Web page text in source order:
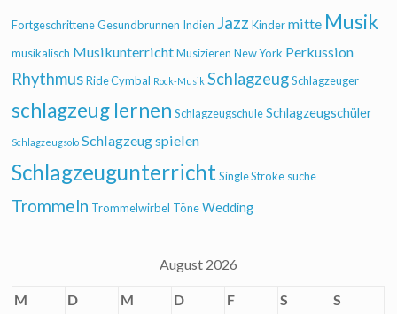
Fortgeschrittene Gesundbrunnen Indien Jazz Kinder mitte Musik
musikalisch Musikunterricht Musizieren New York Perkussion
Rhythmus Ride Cymbal Rock-Musik Schlagzeug Schlagzeuger
schlagzeug lernen Schlagzeugschule Schlagzeugschüler
Schlagzeugsolo Schlagzeug spielen
Schlagzeugunterricht Single Stroke suche
Trommeln Trommelwirbel Töne Wedding
August 2026
M D M D F S S